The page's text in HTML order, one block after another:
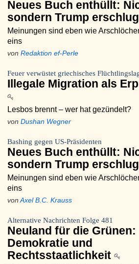
Neues Buch enthüllt:
sondern Trump
Meinungen sind eben wie
eins
von Redaktion ef-Perle
Feuer verwüstet griechisches
Illegale Migration als
Lesbos brennt – wer hat gezündelt?
von Dushan Wegner
Bashing gegen US-Präsidenten
Neues Buch enthüllt:
sondern Trump
Meinungen sind eben wie
eins
von Axel B.C. Krauss
Alternative Nachrichten Folge 481
Neuland für die Grünen:
Demokratie und
Rechtsstaatlichkeit